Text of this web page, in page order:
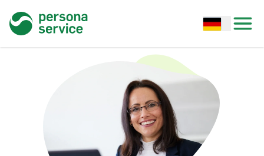
persona service Open options